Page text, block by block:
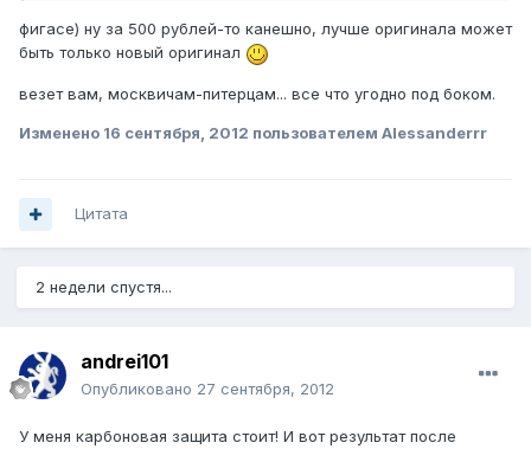
фигасе) ну за 500 рублей-то канешно, лучше оригинала может
быть только новый оригинал
везет вам, москвичам-питерцам... все что угодно под боком.
Изменено 16 сентября, 2012 пользователем Alessanderrr
Цитата
2 недели спустя...
andrei101
Опубликовано 27 сентября, 2012
У меня карбоновая защита стоит! И вот результат после